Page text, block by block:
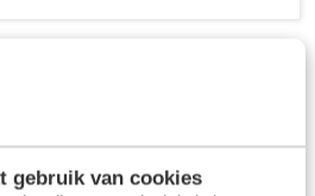
gebruik van cookies
Alles was ruim en
zwembad en uitzicht